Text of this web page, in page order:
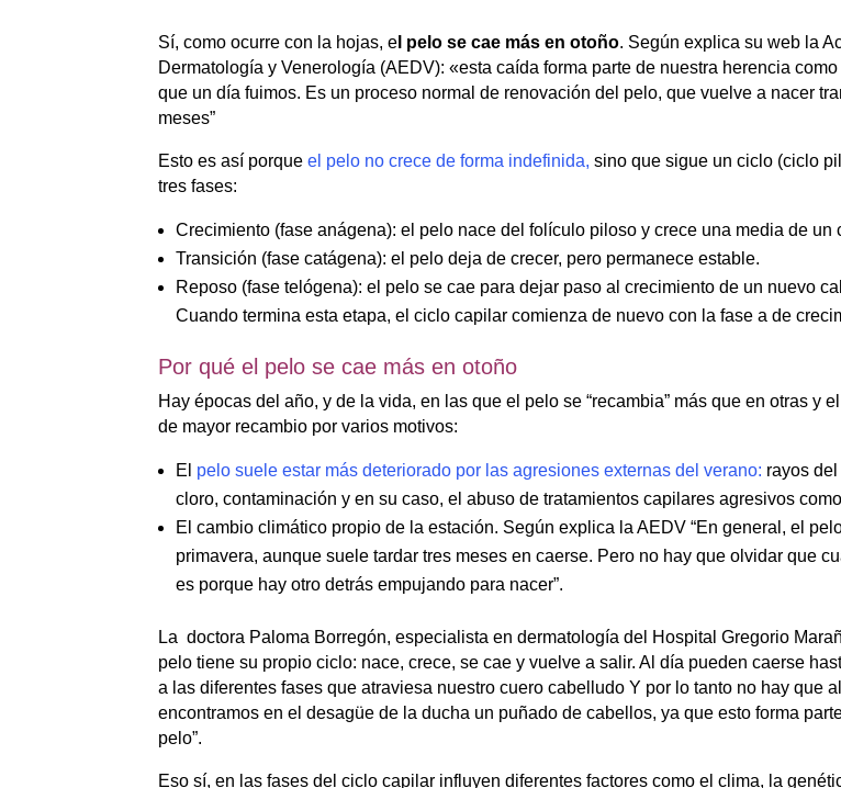
Sí, como ocurre con la hojas, e l pelo se cae más en otoño. Según explica su web la
Dermatología y Venerología (AEDV): «esta caída forma parte de nuestra herencia
que un día fuimos. Es un proceso normal de renovación del pelo, que vuelve a nacer
meses”
Esto es así porqueel pelo no crece de forma indefinida, sino que sigue un ciclo (ciclo
tres fases:
Crecimiento (fase anágena): el pelo nace del folículo piloso y crece una media de un
Transición (fase catágena): el pelo deja de crecer, pero permanece estable.
Reposo (fase telógena): el pelo se cae para dejar paso al crecimiento de un nuevo
Cuando termina esta etapa, el ciclo capilar comienza de nuevo con la fase a de
Por qué el pelose cae másen otoño
Hay épocas del año, y de la vida, en las que el pelo se “recambia” más que en otras y
de mayor recambio por varios motivos:
El pelo suele estar más deteriorado por las agresiones externas del verano: rayos
cloro, contaminación y en su caso, el abuso de tratamientos capilares agresivos
El cambio climático propio de la estación. Según explica la AEDV “En general, el
primavera, aunque suele tardar tres meses en caerse. Pero no hay que olvidar que
es porque hay otro detrás empujando para nacer”.
La doctora Paloma Borregón, especialista en dermatología del Hospital Gregorio
pelo tiene su propio ciclo: nace, crece, se cae y vuelve a salir. Al día pueden caerse
a las diferentes fases que atraviesa nuestro cuero cabelludo Y por lo tanto no hay que
encontramos en el desagüe de la ducha un puñado de cabellos, ya que esto forma
pelo”.
Eso sí, en las fases del ciclo capilar influyen diferentes factores como el clima, la